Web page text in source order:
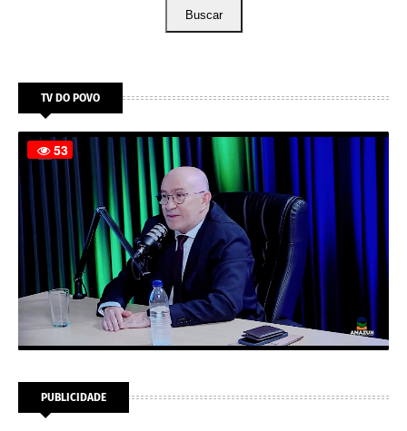
Buscar
TV DO POVO
PUBLICIDADE